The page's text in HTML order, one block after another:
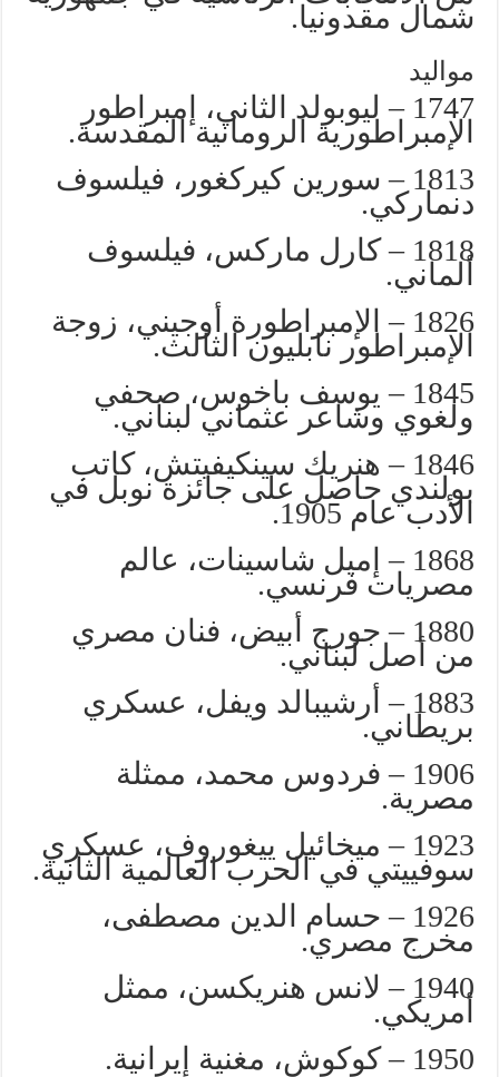
شمال مقدونيا.
مواليد
1747 – ليوبولد الثاني، إمبراطور
الإمبراطورية الرومانية المقدسة.
1813 – سورين كيركغور، فيلسوف
دنماركي.
1818 – كارل ماركس، فيلسوف
ألماني.
1826 – الإمبراطورة أوجيني، زوجة
الإمبراطور نابليون الثالث.
1845 – يوسف باخوس، صحفي
ولغوي وشاعر عثماني لبناني.
1846 – هنريك سينكيفيتش، كاتب
بولندي حاصل على جائزة نوبل في
الأدب عام 1905.
1868 – إميل شاسينات، عالم
مصريات فرنسي.
1880 – جورج أبيض، فنان مصري
من أصل لبناني.
1883 – أرشيبالد ويفل، عسكري
بريطاني.
1906 – فردوس محمد، ممثلة
مصرية.
1923 – ميخائيل ييغوروف، عسكري
سوفييتي في الحرب العالمية الثانية.
1926 – حسام الدين مصطفى،
مخرج مصري.
1940 – لانس هنريكسن، ممثل
أمريكي.
1950 – كوكوش، مغنية إيرانية.